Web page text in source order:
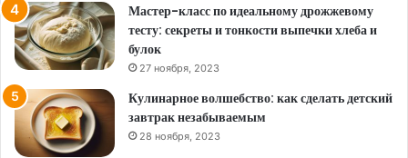
Мастер-класс по идеальному дрожжевому
тесту: секреты и тонкости выпечки хлеба и
булок
27 ноября, 2023
Кулинарное волшебство: как сделать детский
завтрак незабываемым
28 ноября, 2023